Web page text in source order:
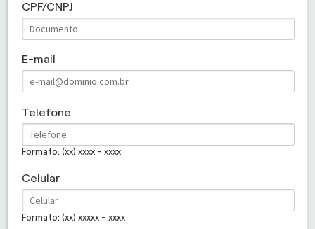
CPF/CNPJ
E-mail
Telefone
Formato: (xx) xxxx - xxxx
Celular
Formato: (xx) xxxxx - xxxx